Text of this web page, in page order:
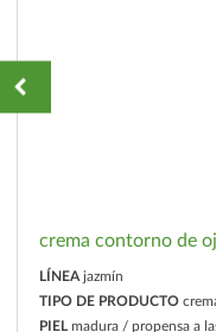
crema contorno de
LÍNEA jazmín
TIPO DE PRODUCTO
PIEL madura / propensa a